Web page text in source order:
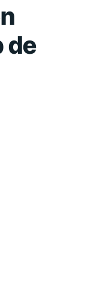
de